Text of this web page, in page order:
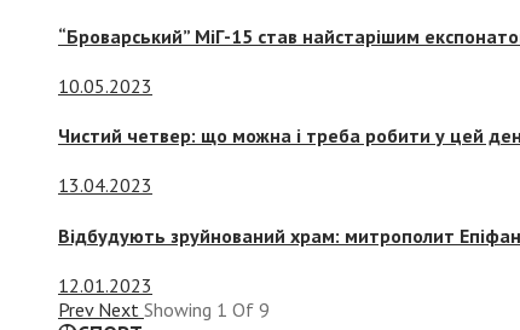
“Броварський” МіГ-15 став найстарішим
10.05.2023
Чистий четвер: що можна і треба робити у цей
13.04.2023
Відбудують зруйнований храм: митрополит
12.01.2023
Prev Next Showing 1 Of 9